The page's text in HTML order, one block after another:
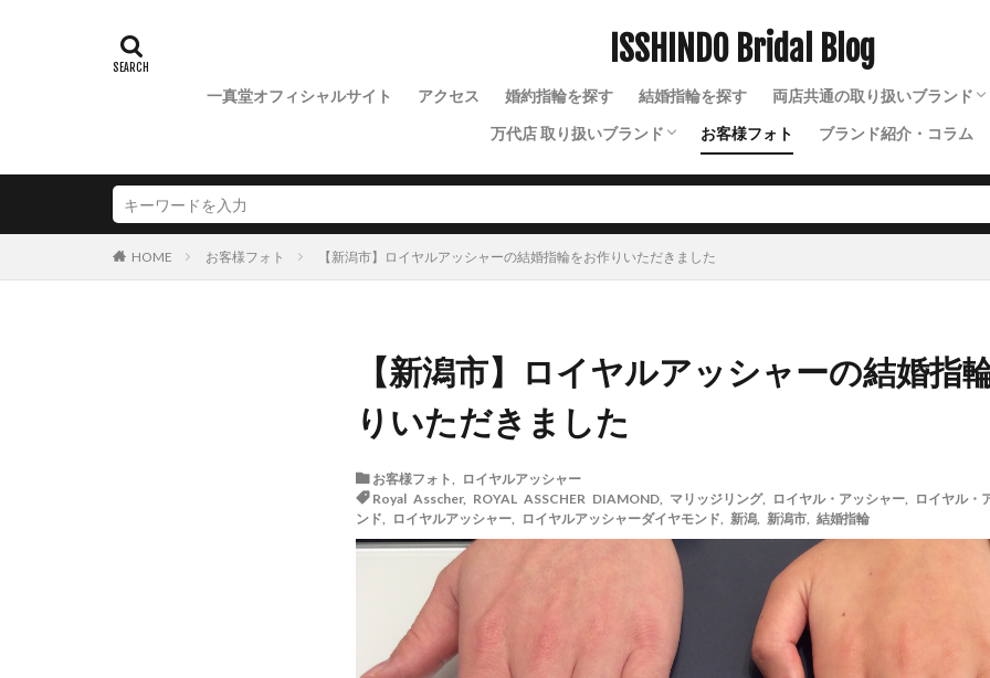
ISSHINDO Bridal Blog
一真堂オフィシャルサイト アクセス 婚約指輪を探す 結婚指輪を探す 両店共通の取り扱いブランド
N.Y.NIWAKA（ニューヨーク
NIWAKA（ニワカ）
ルシエ
万代店 取り扱いブランド
ソラ
ラザールダイヤモンド
ディズニー
ソウ
イモータル
ジュレット
ストーリーズ
トゥトゥ
お客様フォト ブランド紹介・コラム
検索
HOME お客様フォト 【新潟市】ロイヤルアッシャーの結婚指輪をお作りいただきました
【新潟市】ロイヤルアッシャーの結婚指
りいただきました
お客様フォト
ロイヤルアッシャー
Royal Asscher, ROYAL ASSCHER DIAMOND, マリッジリング, ロイヤル・アッシャー,
ロイヤル・
ンド
ロイヤルアッシャー ロイヤルアッシャーダイヤモンド 新潟 新潟市 結婚指輪